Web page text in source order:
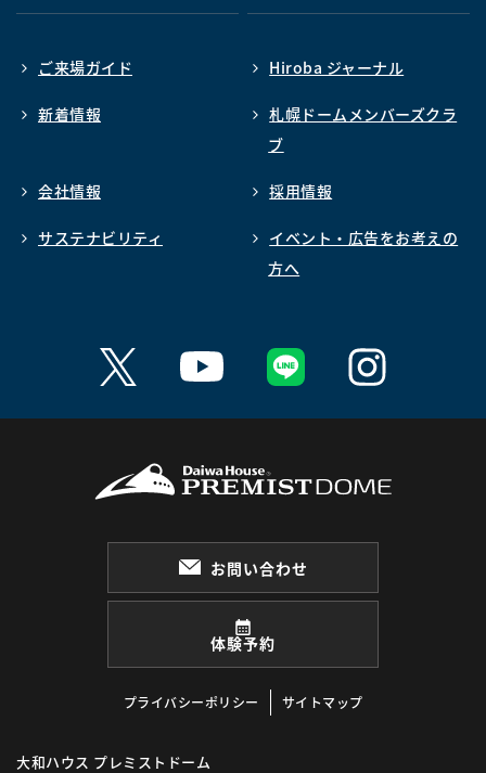
ご来場ガイド Hiroba ジャーナル
新着情報
札幌ドームメンバーズクラ
ブ
会社情報 採用情報
サステナビリティ
イベント・広告をお考えの
方へ
お問い合わせ
体験予約
プライバシーポリシー サイトマップ
大和ハウス プレミストドーム